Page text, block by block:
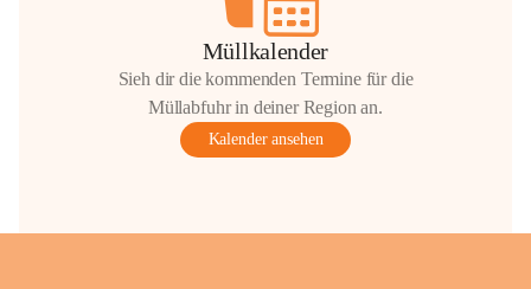
Müllkalender
Sieh dir die kommenden Termine für die
Müllabfuhr in deiner Region an.
Kalender ansehen